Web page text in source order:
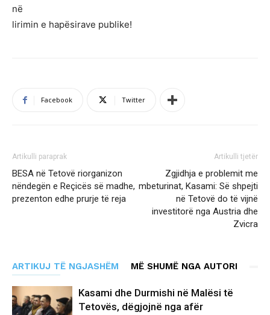
në
lirimin e hapësirave publike!
Facebook Twitter
Artikulli paraprak
BESA në Tetovë riorganizon
nëndegën e Reçicës së madhe,
prezenton edhe prurje të reja
Artikulli tjetër
Zgjidhja e problemit me
mbeturinat, Kasami: Së shpejti
në Tetovë do të vijnë
investitorë nga Austria dhe
Zvicra
ARTIKUJ TË NGJASHËM MË SHUMË NGA AUTORI
Kasami dhe Durmishi në Malësi të
Tetovës, dëgjojnë nga afër